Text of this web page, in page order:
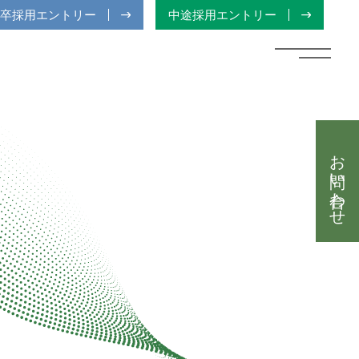
採用エントリー 中途採用エントリー
お問い合わせ